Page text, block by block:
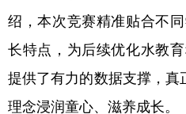
绍，本次竞赛精准贴合不
长特点，为后续优化水教
提供了有力的数据支撑，真
理念浸润童心、滋养成长。